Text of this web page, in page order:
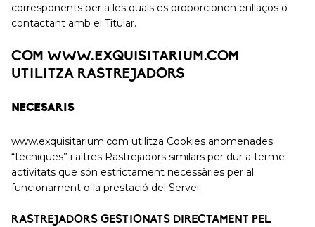
corresponents per a les quals es proporcionen enllaços o
contactant amb el Titular.
COM WWW.EXQUISITARIUM.COM
UTILITZA RASTREJADORS
NECESARIS
www.exquisitarium.com utilitza Cookies anomenades
“tècniques” i altres Rastrejadors similars per dur a terme
activitats que són estrictament necessàries per al
funcionament o la prestació del Servei.
RASTREJADORS GESTIONATS DIRECTAMENT PEL